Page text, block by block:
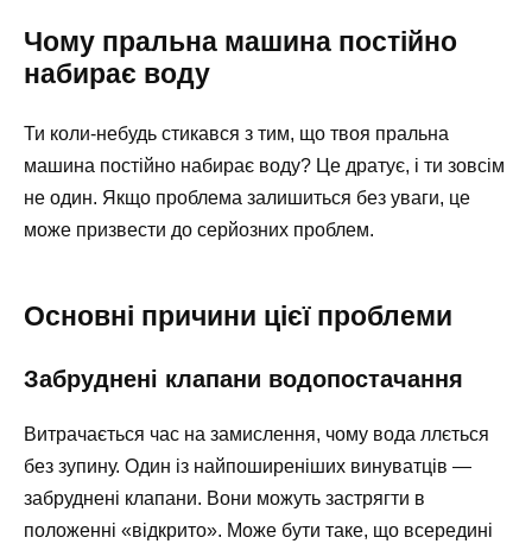
Чому пральна машина постійно
набирає воду
Ти коли-небудь стикався з тим, що твоя пральна
машина постійно набирає воду? Це дратує, і ти зовсім
не один. Якщо проблема залишиться без уваги, це
може призвести до серйозних проблем.
Основні причини цієї проблеми
Забруднені клапани водопостачання
Витрачається час на замислення, чому вода ллється
без зупину. Один із найпоширеніших винуватців —
забруднені клапани. Вони можуть застрягти в
положенні «відкрито». Може бути таке, що всередині